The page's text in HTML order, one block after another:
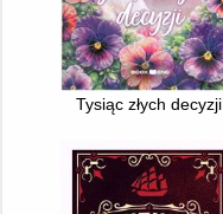
Tysiąc złych decyzji